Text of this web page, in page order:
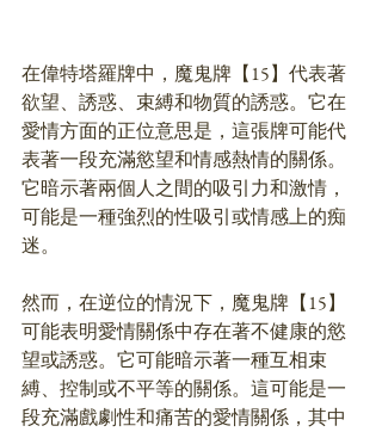
在偉特塔羅牌中，魔鬼牌【15】代表著
欲望、誘惑、束縛和物質的誘惑。它在
愛情方面的正位意思是，這張牌可能代
表著一段充滿慾望和情感熱情的關係。
它暗示著兩個人之間的吸引力和激情，
可能是一種強烈的性吸引或情感上的痴
迷。
然而，在逆位的情況下，魔鬼牌【15】
可能表明愛情關係中存在著不健康的慾
望或誘惑。它可能暗示著一種互相束
縛、控制或不平等的關係。這可能是一
段充滿戲劇性和痛苦的愛情關係，其中